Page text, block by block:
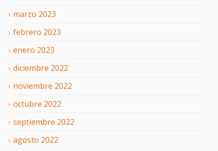
marzo 2023
febrero 2023
enero 2023
diciembre 2022
noviembre 2022
octubre 2022
septiembre 2022
agosto 2022